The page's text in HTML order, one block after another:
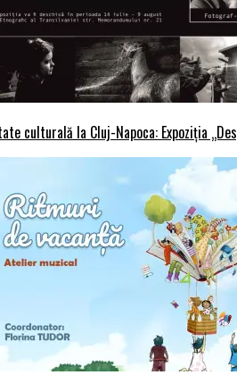
culturală la Cluj-Napoca: Expoziția